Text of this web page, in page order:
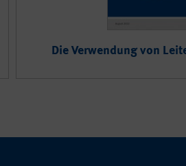
Die Verwendung von